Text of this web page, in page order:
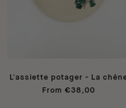
L'assiette potager - La
From €38,00